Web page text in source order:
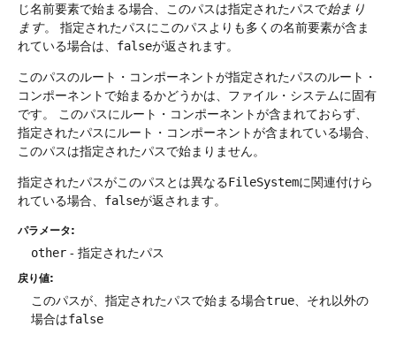
じ名前要素で始まる場合、このパスは指定されたパスで始まり
ます。
指定されたパスにこのパスよりも多くの名前要素が含ま
れている場合は、 falseが返されます。
このパスのルート・コンポーネントが指定されたパスのルート・
コンポーネントで始まるかどうかは、ファイル・システムに固有
です。
このパスにルート・コンポーネントが含まれておらず、
指定されたパスにルート・コンポーネントが含まれている場合、
このパスは指定されたパスで始まりません。
指定されたパスがこのパスとは異なるFileSystemに関連付けら
れている場合、 falseが返されます。
パラメータ:
other - 指定されたパス
戻り値:
このパスが、指定されたパスで始まる場合true 、それ以外の
場合はfalse